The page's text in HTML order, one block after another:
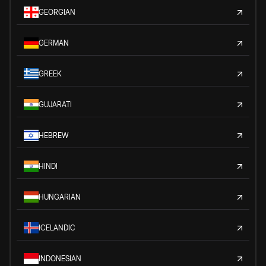
GEORGIAN
GERMAN
GREEK
GUJARATI
HEBREW
HINDI
HUNGARIAN
ICELANDIC
INDONESIAN